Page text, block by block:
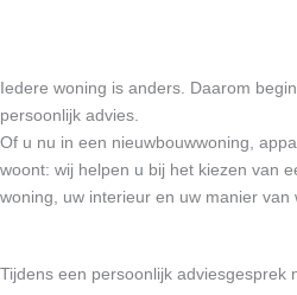
Iedere woning is anders. Daarom
persoonlijk advies.
Of u nu in een nieuwbouwwoning,
woont: wij helpen u bij het kiezen van
woning, uw interieur en uw manier van
Tijdens een persoonlijk adviesgesprek